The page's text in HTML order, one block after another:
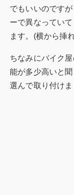
でもいいのです
ーで異なってい
ます。(横から挿
ちなみにバイク
能が多少高いと
選んで取り付けま